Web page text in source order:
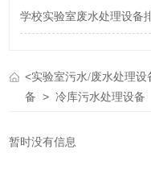
学校实验室废水处理设备
<实验室污水/废水处理设
备 >冷库污水处理设备
暂时没有信息